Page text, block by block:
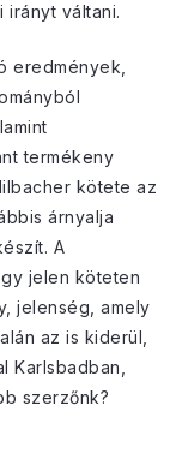
irányt váltani.
eredmények,
termékeny
kötete az
árnyalja
A
jelen köteten
jelenség, amely
az is kiderül,
Karlsbadban,
szerzőnk?